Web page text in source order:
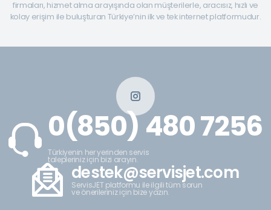
firmaları, hizmet alma arayışında olan müşterilerle, aracısız, hızlı ve
kolay erişim ile buluşturan Türkiye’nin ilk ve tek internet platformudur.
0(850) 480 7256
Türkiyenin her yerinden servis
talepleriniz için bizi arayın.
destek@servisjet.com
ServisJET platformu ile ilgili tüm sorun
ve önerileriniz için bize yazın.